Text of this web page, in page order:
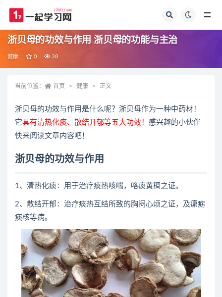
浙贝母的功效与作用 浙贝母的功能与主治
健康 0 38
当前位置： 首页 健康 正文
浙贝母的功效与作用是什么呢？浙贝母作为一种中药材！
它具有清热化痰、散结开郁等五大功效！ 感兴趣的小伙伴
快来阅读文章内容吧！
浙贝母的功效与作用
1、清热化痰：用于治疗痰热咳喘，咯痰黄稠之证。
2、散结开郁：治疗痰热互结所致的胸闷心烦之证，及瘰疬
痰核等病。